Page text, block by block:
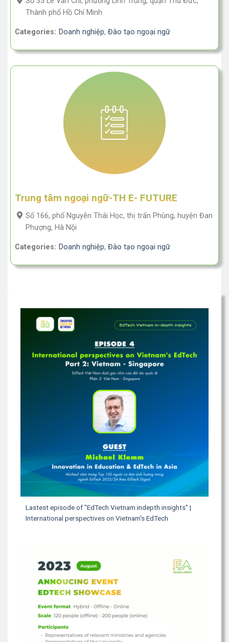
Thành phố Hồ Chí Minh
Categories: Doanh nghiệp, Đào tạo ngoại ngữ
Trung tâm ngoại ngữ-TH E- FUTURE
Số 166, phố Nguyễn Thái Học, thị trấn Phùng, huyện Đan
Phượng, Hà Nội
Categories: Doanh nghiệp, Đào tạo ngoại ngữ
Lastest episode of "EdTech Vietnam indepth insights" |
International perspectives on Vietnam's EdTech